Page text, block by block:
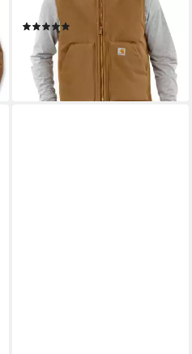
104,99 €
lieferbar - in 2-3 Werktagen bei dir